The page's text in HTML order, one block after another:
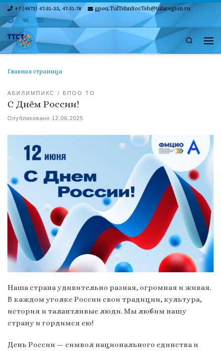
Skip to content
+7 (4872) 47-51-35, 47-51-78 gpou.TulTehnSocTeh@tularegion.ru
Search
Главная страница
АБИЛИМПИКС БПОО ТО
С Днём России!
Опубликовано 12.06.2025
Наша страна удивительно разная, огромная и живая.
В каждом уголке России свои традиции, культура,
история и талантливые люди. Мы любим нашу
страну и гордимся ею!
День России — символ национального единства и